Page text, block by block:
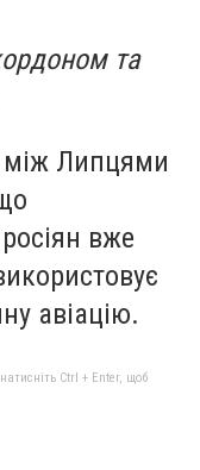
та
між Липцями
вже
авіацію.
Ctrl + Enter, щоб